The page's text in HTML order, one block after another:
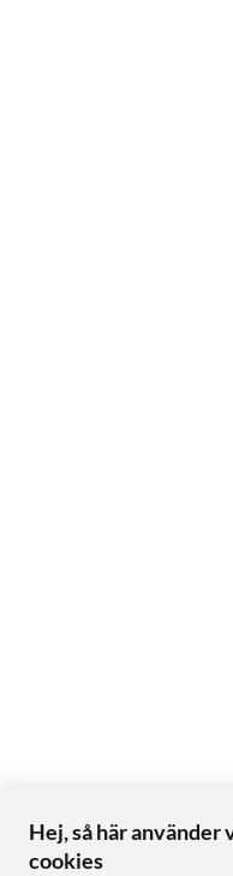
Hej, så här använder
cookies